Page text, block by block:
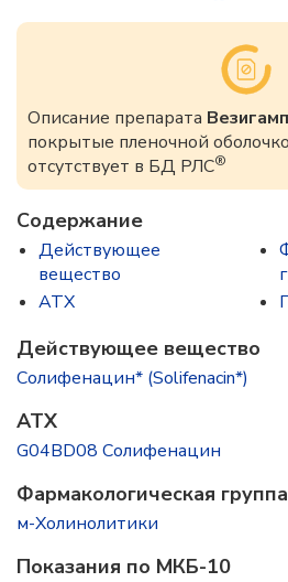
Описание препарата Везигамп
покрытые пленочной
отсутствует в БД РЛС®
Содержание
Действующее
вещество
ATX
Действующее вещество
Солифенацин* (Solifenacin*)
ATX
G04BD08 Солифенацин
Фармакологическая группа
м-Холинолитики
Показания по МКБ-10